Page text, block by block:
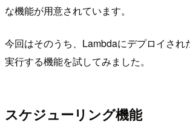
な機能が用意されています。
今回はそのうち、Lambdaにデプロイされ
実行する機能を試してみました。
スケジューリング機能